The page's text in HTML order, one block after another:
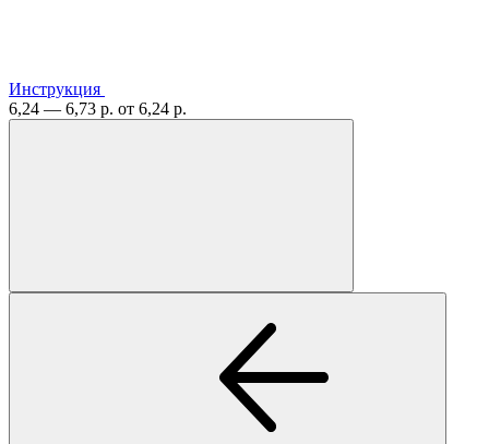
Инструкция
6,24 — 6,73 р. от 6,24 р.